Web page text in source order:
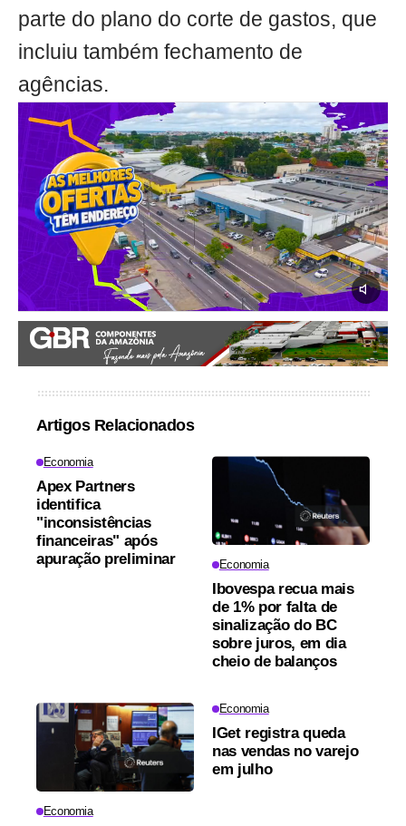
parte do plano do corte de gastos, que
incluiu também fechamento de
agências.
Artigos Relacionados
Economia
Apex Partners
identifica
"inconsistências
financeiras" após
apuração preliminar
Economia
Ibovespa recua mais
de 1% por falta de
sinalização do BC
sobre juros, em dia
cheio de balanços
Economia
Economia
IGet registra queda
nas vendas no varejo
em julho